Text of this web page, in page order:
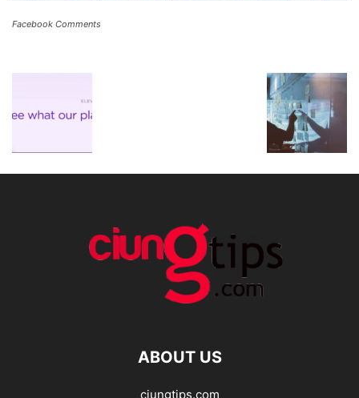
Facebook Comments
ABOUT US
ciungtips.com